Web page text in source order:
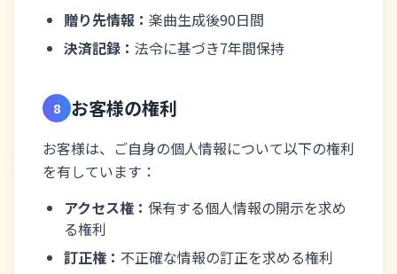
贈り先情報： 楽曲生成後90日間
決済記録： 法令に基づき7年間保持
8 お客様の権利
お客様は、ご自身の個人情報について以下の権利
を有しています：
アクセス権： 保有する個人情報の開示を求め
る権利
訂正権： 不正確な情報の訂正を求める権利